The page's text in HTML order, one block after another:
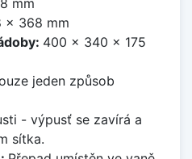
mm
x 368 mm
400 x 340 x 175
jeden způsob
- výpusť se zavírá a
sítka.